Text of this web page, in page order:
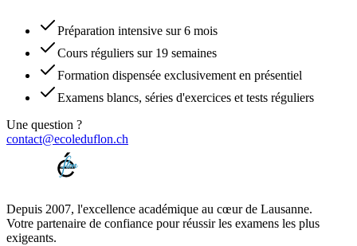
Préparation intensive sur 6 mois
Cours réguliers sur 19 semaines
Formation dispensée exclusivement en présentiel
Examens blancs, séries d'exercices et tests réguliers
Une question ?
contact@ecoleduflon.ch
Depuis 2007, l'excellence académique au cœur de Lausanne.
Votre partenaire de confiance pour réussir les examens les plus
exigeants.